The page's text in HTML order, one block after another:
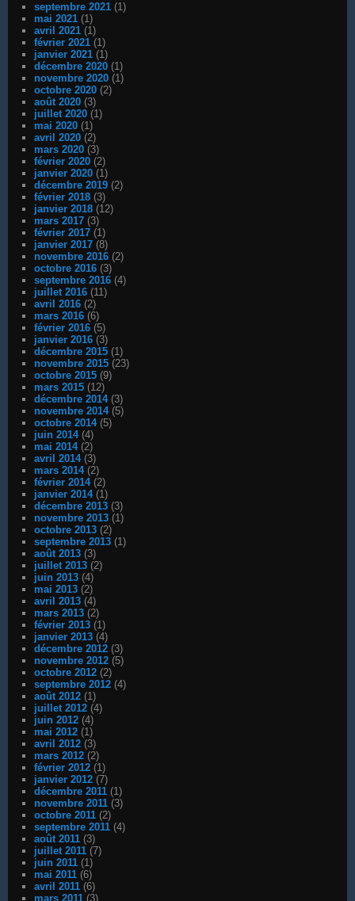
septembre 2021(1)
mai 2021(1)
avril 2021(1)
février 2021(1)
janvier 2021(1)
décembre 2020(1)
novembre 2020(1)
octobre 2020(2)
août 2020(3)
juillet 2020(1)
mai 2020(1)
avril 2020(2)
mars 2020(3)
février 2020(2)
janvier 2020(1)
décembre 2019(2)
février 2018(3)
janvier 2018(12)
mars 2017(3)
février 2017(1)
janvier 2017(8)
novembre 2016(2)
octobre 2016(3)
septembre 2016(4)
juillet 2016(11)
avril 2016(2)
mars 2016(6)
février 2016(5)
janvier 2016(3)
décembre 2015(1)
novembre 2015(23)
octobre 2015(9)
mars 2015(12)
décembre 2014(3)
novembre 2014(5)
octobre 2014(5)
juin 2014(4)
mai 2014(2)
avril 2014(3)
mars 2014(2)
février 2014(2)
janvier 2014(1)
décembre 2013(3)
novembre 2013(1)
octobre 2013(2)
septembre 2013(1)
août 2013(3)
juillet 2013(2)
juin 2013(4)
mai 2013(2)
avril 2013(4)
mars 2013(2)
février 2013(1)
janvier 2013(4)
décembre 2012(3)
novembre 2012(5)
octobre 2012(2)
septembre 2012(4)
août 2012(1)
juillet 2012(4)
juin 2012(4)
mai 2012(1)
avril 2012(3)
mars 2012(2)
février 2012(1)
janvier 2012(7)
décembre 2011(1)
novembre 2011(3)
octobre 2011(2)
septembre 2011(4)
août 2011(3)
juillet 2011(7)
juin 2011(1)
mai 2011(6)
avril 2011(6)
mars 2011(3)